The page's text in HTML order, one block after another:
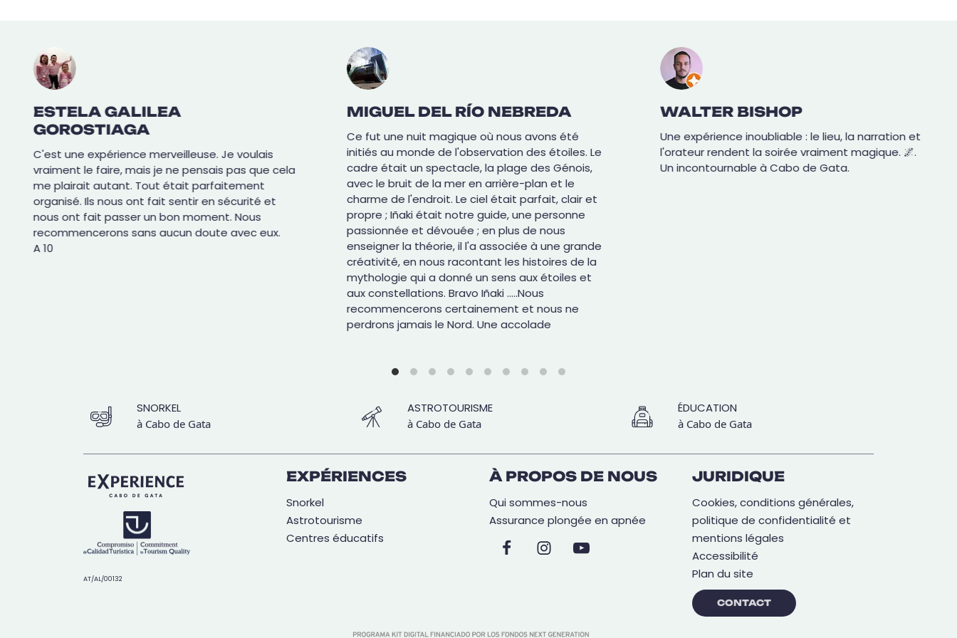
MIGUEL DEL RÍO NEBREDA
Ce fut une nuit magique où nous avons été
initiés au monde de l'observation des étoiles. Le
cadre était un spectacle, la plage des Génois,
avec le bruit de la mer en arrière-plan et le
charme de l'endroit. Le ciel était parfait, clair et
propre ; Iñaki était notre guide, une personne
passionnée et dévouée ; en plus de nous
enseigner la théorie, il l'a associée à une grande
créativité, en nous racontant les histoires de la
mythologie qui a donné un sens aux étoiles et
aux constellations. Bravo Iñaki .....Nous
recommencerons certainement et nous ne
perdrons jamais le Nord. Une accolade
WALTER BISHOP
Une expérience inoubliable : le lieu, la narration et
l'orateur rendent la soirée vraiment magique. 🌌.
Un incontournable à Cabo de Gata.
ESTELA GALILEA
GOROSTIAGA
C'est une expérience merveilleuse. Je voulais
vraiment le faire, mais je ne pensais pas que cela
me plairait autant. Tout était parfaitement
organisé. Ils nous ont fait sentir en sécurité et
nous ont fait passer un bon moment. Nous
recommencerons sans aucun doute avec eux.
A 10
SNORKEL
à Cabo de Gata
ASTROTOURISME
à Cabo de Gata
ÉDUCATION
à Cabo de Gata
AT/AL/00132
EXPÉRIENCES
Snorkel
Astrotourisme
Centres éducatifs
À PROPOS DE NOUS
Qui sommes-nous
Assurance plongée en apnée
JURIDIQUE
Cookies, conditions générales,
politique de confidentialité et
mentions légales
Accessibilité
Plan du site
CONTACT